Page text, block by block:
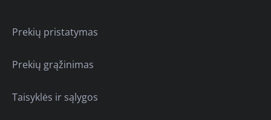
Prekių pristatymas
Prekių grąžinimas
Taisyklės ir sąlygos